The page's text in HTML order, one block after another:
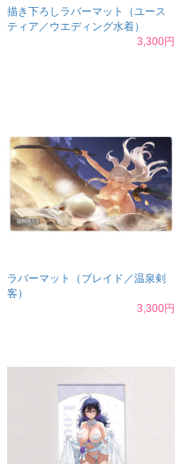
描き下ろしラバーマット（ユース
ティア／ウエディング水着）
3,300円
ラバーマット（ブレイド／温泉剣
客）
3,300円